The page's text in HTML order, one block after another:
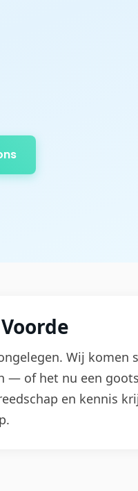
Wij komen
— of het nu een
en kennis